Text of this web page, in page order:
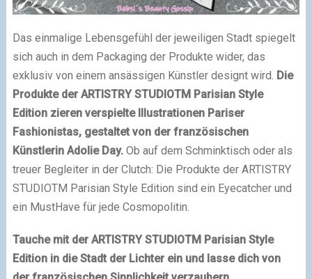
Das einmalige Lebensgefühl der jeweiligen Stadt spiegelt
sich auch in dem Packaging der Produkte wider, das
exklusiv von einem ansässigen Künstler designt wird. Die
Produkte der ARTISTRY STUDIOTM Parisian Style
Edition zieren verspielte Illustrationen Pariser
Fashionistas, gestaltet von der französischen
Künstlerin Adolie Day.Ob auf dem Schminktisch oder als
treuer Begleiter in der Clutch: Die Produkte der ARTISTRY
STUDIOTM Parisian Style Edition sind ein Eyecatcher und
ein MustHave für jede Cosmopolitin.
Tauche mit der ARTISTRY STUDIOTM Parisian Style
Edition in die Stadt der Lichter ein und lasse dich von